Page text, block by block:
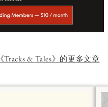
《Tracks & Tales》的更多文章